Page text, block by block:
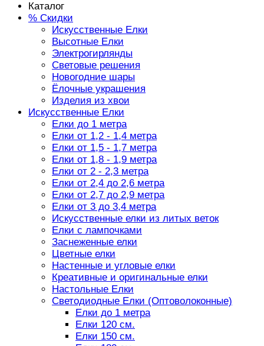
Каталог
% Скидки
Искусственные Елки
Высотные Елки
Электрогирлянды
Световые решения
Новогодние шары
Ёлочные украшения
Изделия из хвои
Искусственные Елки
Елки до 1 метра
Елки от 1,2 - 1,4 метра
Елки от 1,5 - 1,7 метра
Елки от 1,8 - 1,9 метра
Елки от 2 - 2,3 метра
Елки от 2,4 до 2,6 метра
Елки от 2,7 до 2,9 метра
Елки от 3 до 3,4 метра
Искусственные елки из литых веток
Елки с лампочками
Заснеженные елки
Цветные елки
Настенные и угловые елки
Креативные и оригинальные елки
Настольные Елки
Светодиодные Елки (Оптоволоконные)
Елки до 1 метра
Елки 120 см.
Елки 150 см.